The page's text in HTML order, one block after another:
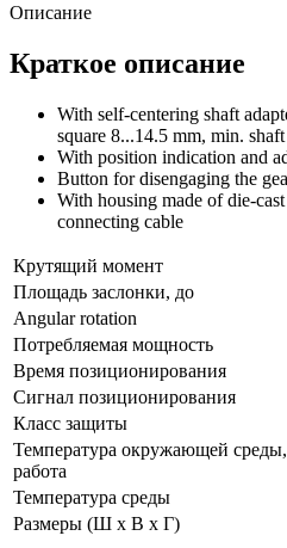
Описание
Краткое описание
With self-centering shaft
square 8...14.5 mm, min.
With position indication and
Button for disengaging the
With housing made of die-
connecting cable
Крутящий момент
Площадь заслонки, до
Angular rotation
Потребляемая мощность
Время позиционирования
Сигнал позиционирования
Класс защиты
Температура окружающей среды,
работа
Температура среды
Размеры (Ш х В х Г)